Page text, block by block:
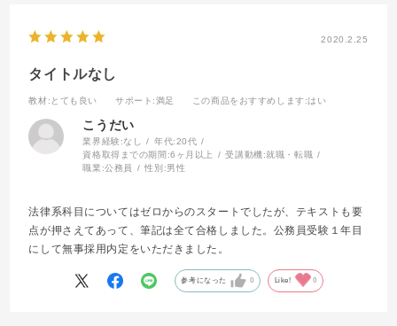
2020.2.25
タイトルなし
教材:とても良い サポート :満足 この商品をおすすめします:はい
こうだい
業界経験:なし 年代:20代
資格取得までの期間:6ヶ月以上 受講動機:就職・転職
職業:公務員 性別:男性
法律系科目についてはゼロからのスタートでしたが、テキストも要
点が押さえてあって、筆記は全て合格しました。公務員受験１年目
にして無事採用内定をいただきました。
参考になった 0 Like! 0